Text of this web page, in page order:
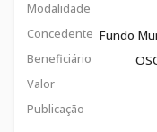
serviços
hospitalar, conforme
Modalidade
Concedente Fundo
Beneficiário
Valor
Publicação